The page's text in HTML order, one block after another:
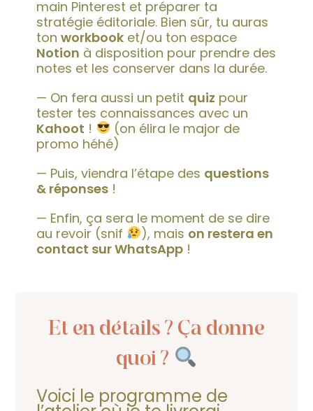
main Pinterest et préparer ta
stratégie éditoriale. Bien sûr, tu auras
tonworkbook et/ou ton espace
Notion à disposition pour prendre des
notes et les conserver dans la durée.
— On fera aussi un petit quiz pour
tester tes connaissances avec un
Kahoot !
(on élira le major de
promo héhé)
— Puis, viendra l’étape des questions
& réponses !
— Enfin, ça sera le moment de se dire
au revoir (snif
), mais on restera en
contact sur WhatsApp !
Et en détails ? Ça donne
quoi ?
Voici le programme de